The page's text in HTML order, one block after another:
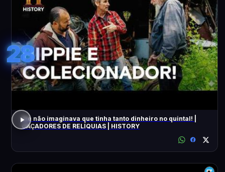
28
Ele não imaginava que tinha tanto dinheiro no quintal! |
CAÇADORES DE RELÍQUIAS | HISTORY